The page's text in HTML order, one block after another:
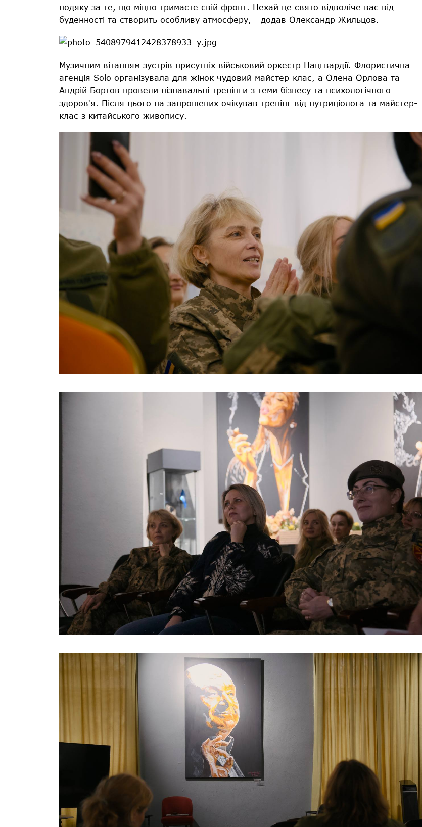
подяку за те, що міцно тримаєте свій фронт. Нехай це свято відволіче вас від
буденності та створить особливу атмосферу, - додав Олександр Жильцов.
Музичним вітанням зустрів присутніх військовий оркестр Нацгвардії. Флористична
агенція Solo організувала для жінок чудовий майстер-клас, а Олена Орлова та
Андрій Бортов провели пізнавальні тренінги з теми бізнесу та психологічного
здоровʼя. Після цього на запрошених очікував тренінг від нутриціолога та майстер-
клас з китайського живопису.